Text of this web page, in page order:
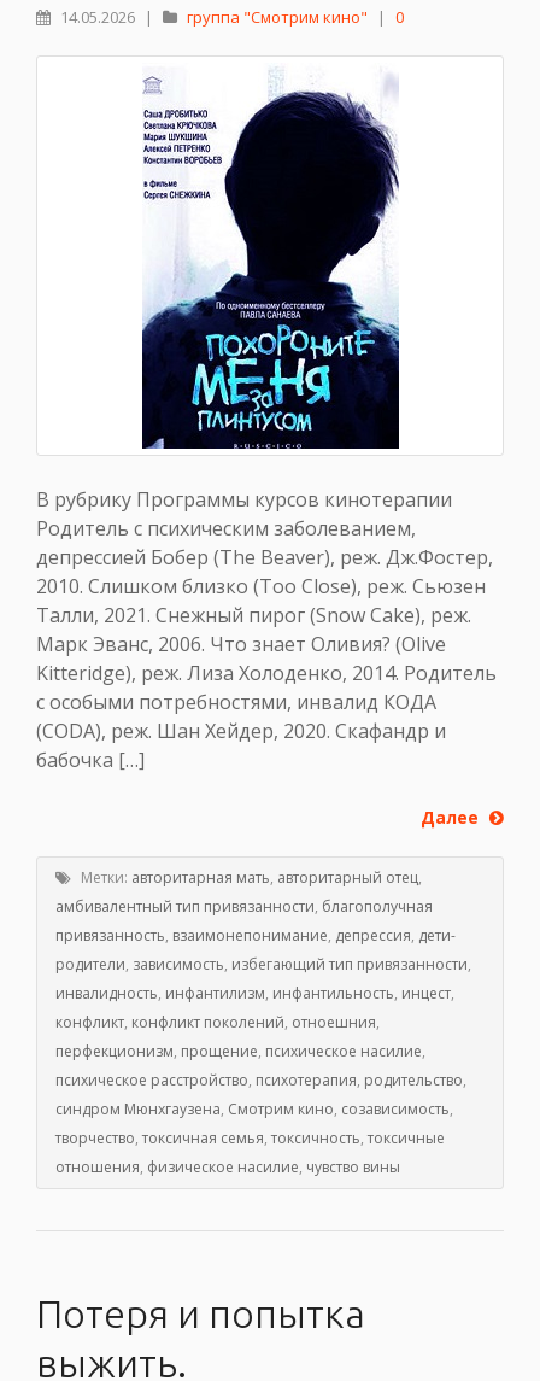
14.05.2026 | группа "Смотрим кино" | 0
В рубрику Программы курсов кинотерапии
Родитель с психическим заболеванием,
депрессией Бобер (The Beaver), реж. Дж.Фостер,
2010. Слишком близко (Too Close), реж. Сьюзен
Талли, 2021. Снежный пирог (Snow Cake), реж.
Марк Эванс, 2006. Что знает Оливия? (Olive
Kitteridge), реж. Лиза Холоденко, 2014. Родитель
с особыми потребностями, инвалид КОДА
(CODA), реж. Шан Хейдер, 2020. Скафандр и
бабочка […]
Далее
Метки: авторитарная мать, авторитарный отец,
амбивалентный тип привязанности, благополучная
привязанность, взаимонепонимание, депрессия, дети-
родители, зависимость, избегающий тип привязанности,
инвалидность, инфантилизм, инфантильность, инцест,
конфликт, конфликт поколений, отноешния,
перфекционизм, прощение, психическое насилие,
психическое расстройство, психотерапия, родительство,
синдром Мюнхгаузена, Смотрим кино, созависимость,
творчество,токсичная семья,токсичность,токсичные
отношения, физическое насилие, чувство вины
Потеря и попытка
выжить.